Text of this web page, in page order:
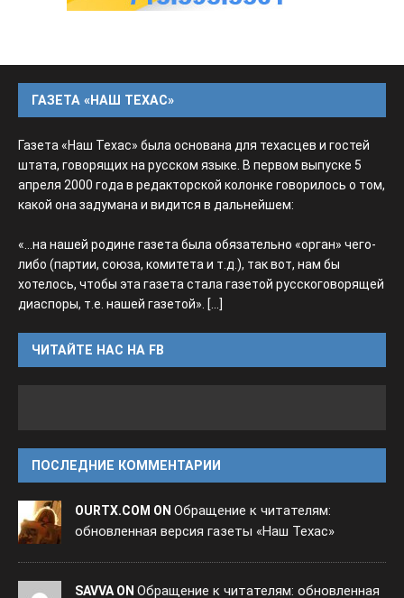
ГАЗЕТА «НАШ ТЕХАС»
Газета «Наш Техас» была основана для техасцев и гостей
штата, говорящих на русском языке. В первом выпуске 5
апреля 2000 года в редакторской колонке говорилось о том,
какой она задумана и видится в дальнейшем:
«...на нашей родине газета была обязательно «орган» чего-
либо (партии, союза, комитета и т.д.), так вот, нам бы
хотелось, чтобы эта газета стала газетой русскоговорящей
диаспоры, т.е. нашей газетой». [...]
ЧИТАЙТЕ НАС НА FB
ПОСЛЕДНИЕ КОММЕНТАРИИ
OURTX.COM ON Обращение к читателям:
обновленная версия газеты «Наш Техас»
SAVVA ON Обращение к читателям: обновленная